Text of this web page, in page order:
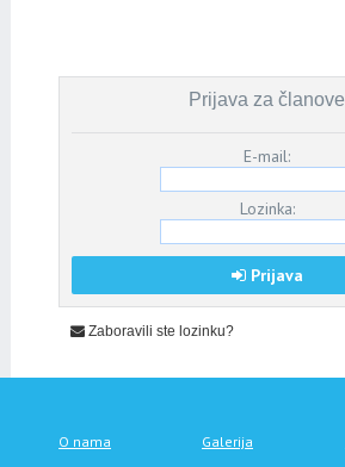
Prijava za članove
E-mail:
Lozinka:
Prijava
Zaboravili ste lozinku?
O nama Galerija